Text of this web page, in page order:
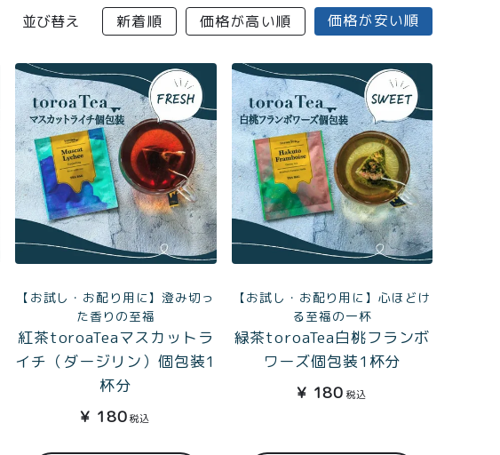
並び替え 新着順 価格が高い順 価格が安い順
【お試し・お配り用に】澄み切っ
た香りの至福
紅茶toroaTeaマスカットラ
イチ（ダージリン）個包装1
杯分
¥ 180税込
【お試し・お配り用に】心ほどけ
る至福の一杯
緑茶toroaTea白桃フランボ
ワーズ個包装1杯分
¥ 180 税込